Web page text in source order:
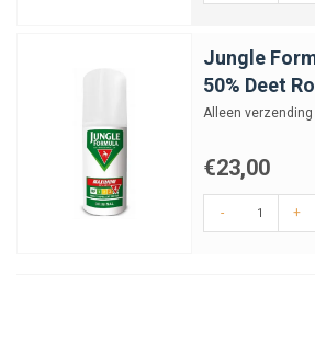
Jungle
50% Deet
Alleen verzending
€23,00
- +